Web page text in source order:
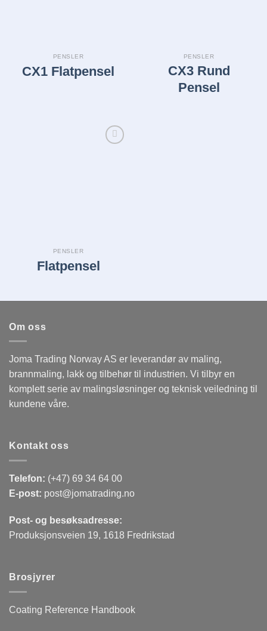
PENSLER
CX1 Flatpensel
PENSLER
CX3 Rund
Pensel
PENSLER
Flatpensel
Om oss
Joma Trading Norway AS er leverandør av maling,
brannmaling, lakk og tilbehør til industrien. Vi tilbyr en
komplett serie av malingsløsninger og teknisk veiledning til
kundene våre.
Kontakt oss
Telefon: (+47) 69 34 64 00
E-post: post@jomatrading.no
Post- og besøksadresse:
Produksjonsveien 19, 1618 Fredrikstad
Brosjyrer
Coating Reference Handbook